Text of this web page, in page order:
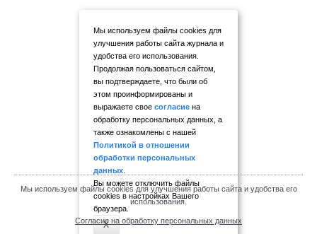
Мы используем файлы cookies для
улучшения работы сайта журнала и
удобства его использования.
Продолжая пользоваться сайтом,
вы подтверждаете, что были об
этом проинформированы и
выражаете свое согласие на
обработку персональных данных, а
также ознакомлены с нашей
Политикой в отношении
обработки персональных
данных
Вы можете отключить файлы
cookies в настройках Вашего
браузера.
X
Мы используем файлы cookies для улучшения работы сайта и удобства его
использования.
Согласие на обработку персональных данных